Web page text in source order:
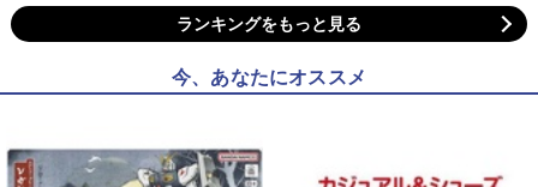
ランキングをもっと見る
今、あなたにオススメ